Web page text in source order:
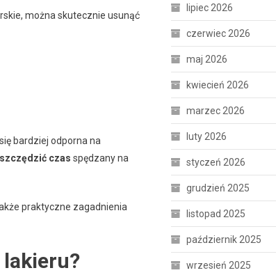
można skutecznie usunąć
bardziej odporna na
czas spędzany na
praktyczne zagadnienia
lipiec 2026
czerwiec 2026
maj 2026
kwiecień 2026
marzec 2026
luty 2026
styczeń 2026
grudzień 2025
listopad 2025
październik 2025
wrzesień 2025